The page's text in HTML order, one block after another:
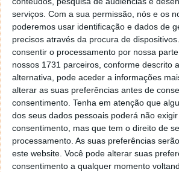
serviços. Com a sua permissão, nós e os
poderemos usar identificação e dados de
precisos através da procura de
consentir o processamento por nossa
nossos 1731 parceiros, conforme descrito
alternativa, pode aceder a informações
alterar as suas preferências antes de
consentimento. Tenha em atenção que
dos seus dados pessoais poderá não
consentimento, mas que tem o direito de
processamento. As suas preferências
este website. Você pode alterar suas
consentimento a qualquer momento
7 de Novembro de
@Reporter
Desculpa mas o link funciona. Seja
o MSn Messenger 8.
Responder
Vítor M.
7 de Novembro de
@Rui
Tens de encontrar o que te falei. Faz
janela iniciar e no topo dessa janela
rato faz propriedades. Depois no
clica no botão ‘Personalizar’ aí
geral a opção para escolheres o